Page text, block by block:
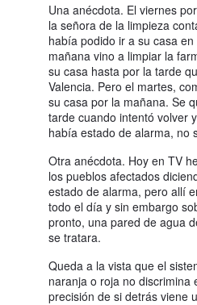
Una anécdota. El viernes
la señora de la limpieza
había podido ir a su casa
mañana vino a limpiar la
su casa hasta por la tarde
Valencia. Pero el martes,
su casa por la mañana. Se
tarde cuando intentó volver
había estado de alarma, no
Otra anécdota. Hoy en TV
los pueblos afectados
estado de alarma, pero allí
todo el día y sin embargo
pronto, una pared de agua
se tratara.
Queda a la vista que el
naranja o roja no discrimina
precisión de si detrás viene